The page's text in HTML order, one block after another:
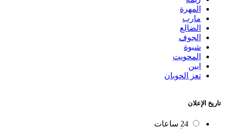
المهرة
مارب
الضالع
الجوف
شبوة
المحويت
ابين
تعز الحوبان
تاريخ الإعلان
24 ساعات